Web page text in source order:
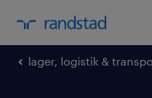
lager, logistik &